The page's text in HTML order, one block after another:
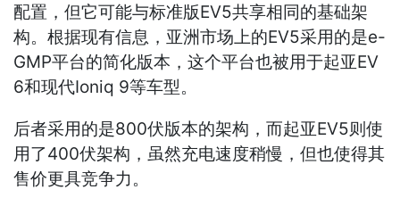
配置，但它可能与标准版EV5共享相同的基础架
构。根据现有信息，亚洲市场上的EV5采用的是e-
GMP平台的简化版本，这个平台也被用于起亚EV
6和现代Ioniq 9等车型。
后者采用的是800伏版本的架构，而起亚EV5则使
用了400伏架构，虽然充电速度稍慢，但也使得其
售价更具竞争力。